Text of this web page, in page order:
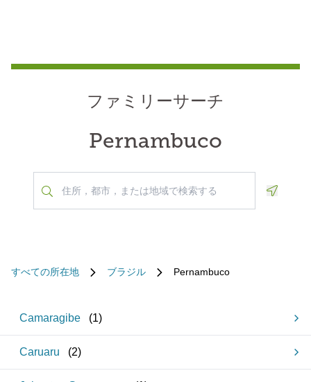
ファミリーサーチ
Pernambuco
すべての所在地 ブラジル Pernambuco
Camaragibe (1)
Caruaru (2)